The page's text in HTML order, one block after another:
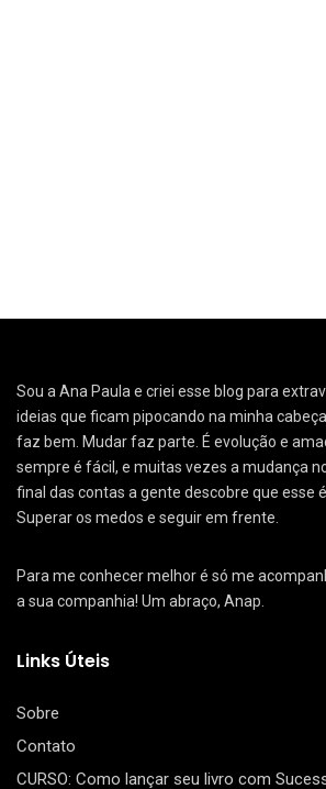
Sou a Ana Paula e criei esse blog para
ideias que ficam pipocando na minha
faz bem. Mudar faz parte. É evolução e
sempre é fácil, e muitas vezes a mudança
final das contas a gente descobre que esse
Superar os medos e seguir em frente.
Para me conhecer melhor é só me
a sua companhia! Um abraço, Anap.
Links Úteis
Sobre
Contato
CURSO: Como lançar seu livro com